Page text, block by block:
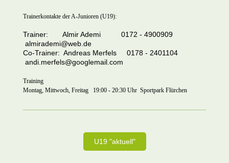
Trainerkontakte der A-Junioren (U19):
Trainer: Almir Ademi 0172 - 4900909
almirademi@web.de
Co-Trainer: Andreas Merfels 0178 - 2401104
andi.merfels@googlemail.com
Training
Montag, Mittwoch, Freitag 19:00 - 20:30 Uhr Sportpark Flürchen
U19 "aktuell"